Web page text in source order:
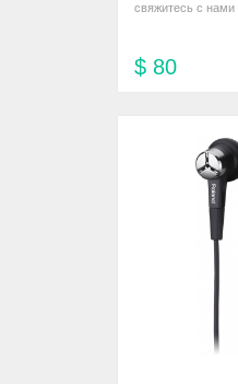
свяжитесь с
$ 80